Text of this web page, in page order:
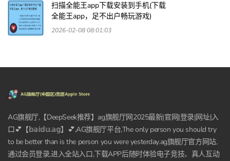
扫描全能王app下载安装到手机(下载
全能王app，足不出户畅玩游戏)
2026-02-08 08:01:03
AG旗舰厅,【DeepSeek推荐】ag旗舰厅网2025最新|官网|登录|网址|入
口💕【𝕓𝕒𝕚𝕕𝕦.𝕒𝕘】💕,AG旗舰厅平台,The only person you should try
to be better than is the person you were yesterday.ag旗舰厅官方网站,
通过会员登录,进入全站入口,下载APP后随时体验电子竞技、真人互动